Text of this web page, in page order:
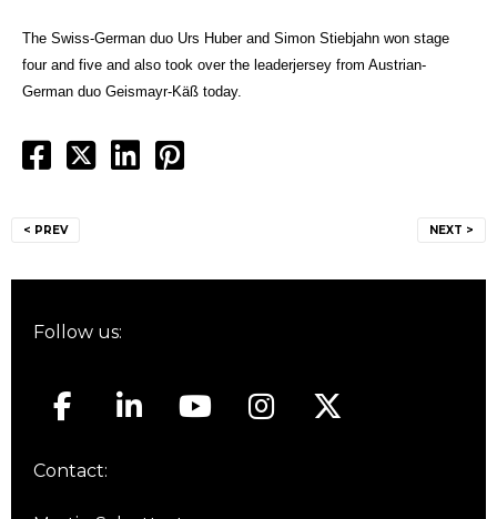
The Swiss-German duo Urs Huber and Simon Stiebjahn won stage
four and five and also took over the leaderjersey from Austrian-
German duo Geismayr-Käß today.
navigation
< PREV NEXT >
Follow us:
Contact: